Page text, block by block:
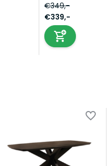
€349,-
€339,-